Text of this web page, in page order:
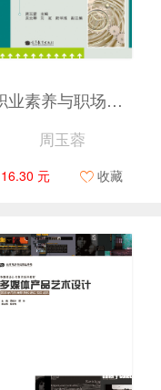
职业素养与职场规范
周玉蓉
16.30 元 收藏